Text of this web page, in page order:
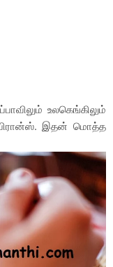
உலகெங்கிலும்
இதன் மொத்த